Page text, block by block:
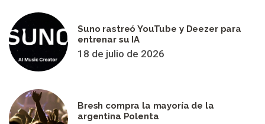
Suno rastreó YouTube y Deezer para
entrenar su IA
18 de julio de 2026
Bresh compra la mayoría de la
argentina Polenta